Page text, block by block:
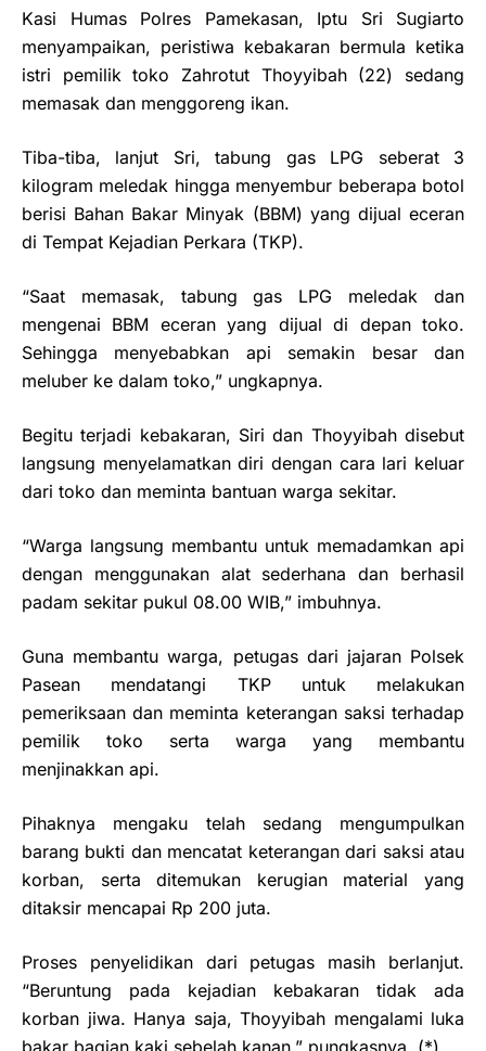
Kasi Humas Polres Pamekasan, Iptu Sri Sugiarto
menyampaikan, peristiwa kebakaran bermula ketika
istri pemilik toko Zahrotut Thoyyibah (22) sedang
memasak dan menggoreng ikan.
Tiba-tiba, lanjut Sri, tabung gas LPG seberat 3
kilogram meledak hingga menyembur beberapa botol
berisi Bahan Bakar Minyak (BBM) yang dijual eceran
di Tempat Kejadian Perkara (TKP).
“Saat memasak, tabung gas LPG meledak dan
mengenai BBM eceran yang dijual di depan toko.
Sehingga menyebabkan api semakin besar dan
meluber ke dalam toko,” ungkapnya.
Begitu terjadi kebakaran, Siri dan Thoyyibah disebut
langsung menyelamatkan diri dengan cara lari keluar
dari toko dan meminta bantuan warga sekitar.
“Warga langsung membantu untuk memadamkan api
dengan menggunakan alat sederhana dan berhasil
padam sekitar pukul 08.00 WIB,” imbuhnya.
Guna membantu warga, petugas dari jajaran Polsek
Pasean mendatangi TKP untuk melakukan
pemeriksaan dan meminta keterangan saksi terhadap
pemilik toko serta warga yang membantu
menjinakkan api.
Pihaknya mengaku telah sedang mengumpulkan
barang bukti dan mencatat keterangan dari saksi atau
korban, serta ditemukan kerugian material yang
ditaksir mencapai Rp 200 juta.
Proses penyelidikan dari petugas masih berlanjut.
“Beruntung pada kejadian kebakaran tidak ada
korban jiwa. Hanya saja, Thoyyibah mengalami luka
bakar bagian kaki sebelah kanan,” pungkasnya. (*)